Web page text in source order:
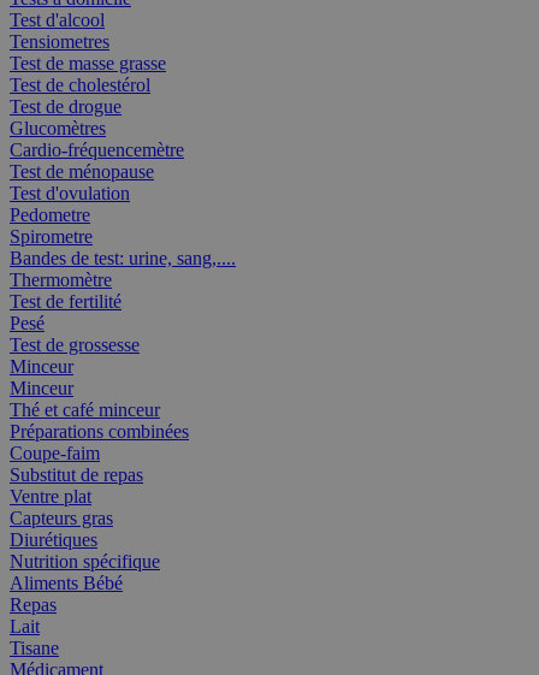
Test d'alcool
Tensiometres
Test de masse grasse
Test de cholestérol
Test de drogue
Glucomètres
Cardio-fréquencemètre
Test de ménopause
Test d'ovulation
Pedometre
Spirometre
Bandes de test: urine, sang,....
Thermomètre
Test de fertilité
Pesé
Test de grossesse
Minceur
Minceur
Thé et café minceur
Préparations combinées
Coupe-faim
Substitut de repas
Ventre plat
Capteurs gras
Diurétiques
Nutrition spécifique
Aliments Bébé
Repas
Lait
Tisane
Médicament